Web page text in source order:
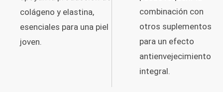
colágeno y elastina,
esenciales para una piel
joven.
combinación con
otros suplementos
para un efecto
antienvejecimiento
integral.